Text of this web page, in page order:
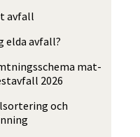
avfall
elda avfall?
mat-
2026
och